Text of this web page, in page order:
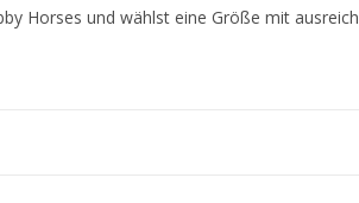
Horses und wählst eine Größe mit